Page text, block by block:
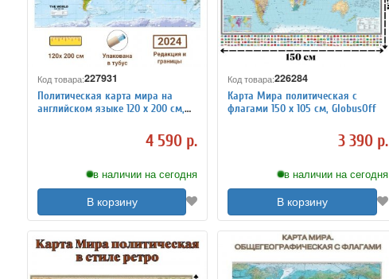
Код товара:227931
Политическая карта мира на
английском языке 120 х 200 см,
4 590 р.
в наличии на сегодня
В корзину
Код товара:226284
Карта Мира политическая с
флагами 150 х 105 см, GlobusOff
3 390 р.
в наличии на сегодня
В корзину